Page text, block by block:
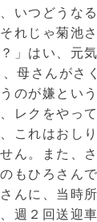
いつどうな
れじゃ菊池
」はい、元
母さんがさ
のが嫌とい
レクをやっ
これはおし
ん。また、
もひろさん
んに、当時
週２回送迎